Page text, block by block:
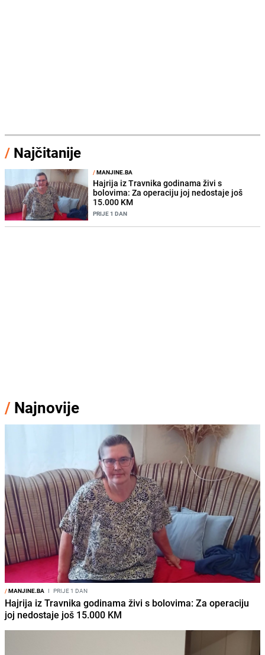
/ Najčitanije
/MANJINE.BA
Hajrija iz Travnika godinama živi s
bolovima: Za operaciju joj nedostaje još
15.000 KM
PRIJE 1 DAN
/ Najnovije
/MANJINE.BA I PRIJE 1 DAN
Hajrija iz Travnika godinama živi s bolovima: Za operaciju
joj nedostaje još 15.000 KM